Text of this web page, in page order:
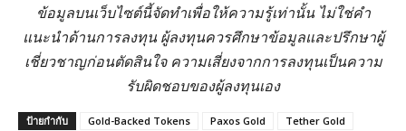
ข้อมูลบนเว็บไซต์นี้จัดทำเพื่อให้ความรู้เท่านั้น ไม่ใช่คำ
แนะนำด้านการลงทุน ผู้ลงทุนควรศึกษาข้อมูลและปรึกษาผู้
เชี่ยวชาญก่อนตัดสินใจ ความเสี่ยงจากการลงทุนเป็นความ
รับผิดชอบของผู้ลงทุนเอง
ป้ายกำกับ Gold-Backed Tokens Paxos Gold
Tether Gold